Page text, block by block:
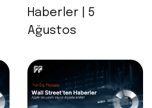
Haberler | 5
Ağustos